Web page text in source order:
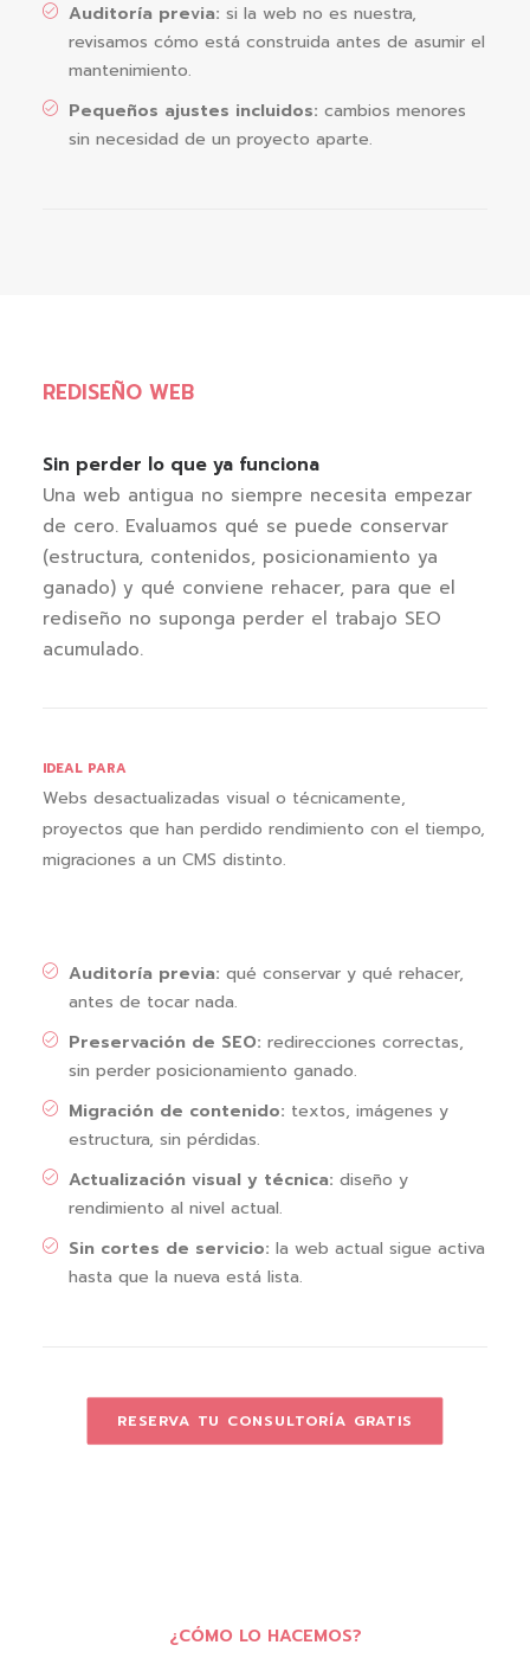
Auditoría previa: si la web no es nuestra,
revisamos cómo está construida antes de asumir el
mantenimiento.
Pequeños ajustes incluidos: cambios menores
sin necesidad de un proyecto aparte.
REDISEÑO WEB
Sin perder lo que ya funciona
Una web antigua no siempre necesita empezar
de cero. Evaluamos qué se puede conservar
(estructura, contenidos, posicionamiento ya
ganado) y qué conviene rehacer, para que el
rediseño no suponga perder el trabajo SEO
acumulado.
IDEAL PARA
Webs desactualizadas visual o técnicamente,
proyectos que han perdido rendimiento con el tiempo,
migraciones a un CMS distinto.
Auditoría previa: qué conservar y qué rehacer,
antes de tocar nada.
Preservación de SEO: redirecciones correctas,
sin perder posicionamiento ganado.
Migración de contenido: textos, imágenes y
estructura, sin pérdidas.
Actualización visual y técnica: diseño y
rendimiento al nivel actual.
Sin cortes de servicio: la web actual sigue activa
hasta que la nueva está lista.
RESERVA TU CONSULTORÍA GRATIS
¿CÓMO LO HACEMOS?